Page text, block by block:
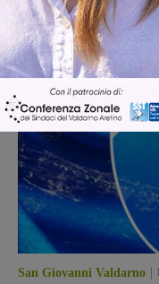
San Giovanni Valdarno